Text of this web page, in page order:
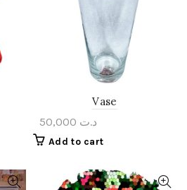
Vase
د.ت
Add to cart